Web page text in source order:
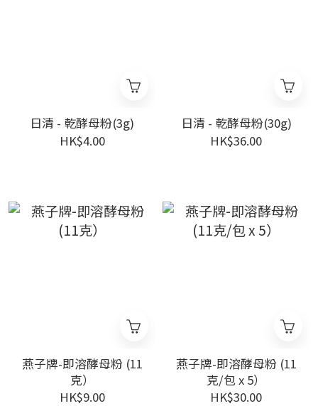
日清 - 乾酵母粉(3g)
HK$4.00
日清 - 乾酵母粉(30g)
HK$36.00
燕子牌-即溶酵母粉 (11
克）
HK$9.00
燕子牌-即溶酵母粉 (11
克/包 x 5）
HK$30.00